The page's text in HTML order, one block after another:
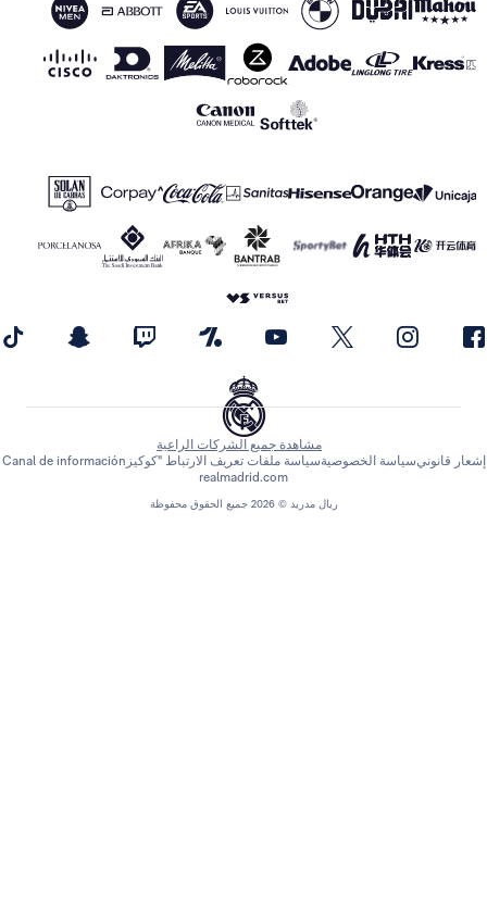
مشاهدة جميع الشركات الراعية
الخصوصيةسياسة ملفات تعريف الارتباط "كوكيز Canal de información
realmadrid.com